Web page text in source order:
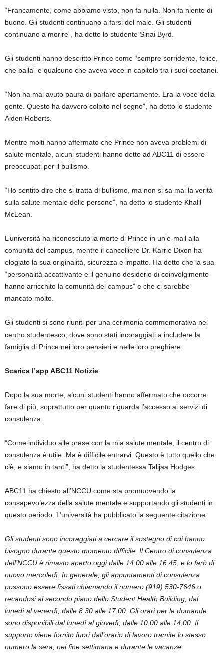
“Francamente, come abbiamo visto, non fa nulla. Non fa niente di
buono. Gli studenti continuano a farsi del male. Gli studenti
continuano a morire”, ha detto lo studente Sinai Byrd.
Gli studenti hanno descritto Prince come “sempre sorridente, felice,
che balla” e qualcuno che aveva voce in capitolo tra i suoi coetanei.
“Non ha mai avuto paura di parlare apertamente. Era la voce della
gente. Questo ha davvero colpito nel segno”, ha detto lo studente
Aiden Roberts.
Mentre molti hanno affermato che Prince non aveva problemi di
salute mentale, alcuni studenti hanno detto ad ABC11 di essere
preoccupati per il bullismo.
“Ho sentito dire che si tratta di bullismo, ma non si sa mai la verità
sulla salute mentale delle persone”, ha detto lo studente Khalil
McLean.
L’università ha riconosciuto la morte di Prince in un’e-mail alla
comunità del campus, mentre il cancelliere Dr. Karrie Dixon ha
elogiato la sua originalità, sicurezza e impatto. Ha detto che la sua
“personalità accattivante e il genuino desiderio di coinvolgimento
hanno arricchito la comunità del campus” e che ci sarebbe
mancato molto.
Gli studenti si sono riuniti per una cerimonia commemorativa nel
centro studentesco, dove sono stati incoraggiati a includere la
famiglia di Prince nei loro pensieri e nelle loro preghiere.
Scarica l’app ABC11 Notizie
Dopo la sua morte, alcuni studenti hanno affermato che occorre
fare di più, soprattutto per quanto riguarda l’accesso ai servizi di
consulenza.
“Come individuo alle prese con la mia salute mentale, il centro di
consulenza è utile. Ma è difficile entrarvi. Questo è tutto quello che
c’è, e siamo in tanti”, ha detto la studentessa Talijaa Hodges.
ABC11 ha chiesto all’NCCU come sta promuovendo la
consapevolezza della salute mentale e supportando gli studenti in
questo periodo. L’università ha pubblicato la seguente citazione:
Gli studenti sono incoraggiati a cercare il sostegno di cui hanno
bisogno durante questo momento difficile. Il Centro di consulenza
dell’NCCU è rimasto aperto oggi dalle 14:00 alle 16:45. e lo farò di
nuovo mercoledì. In generale, gli appuntamenti di consulenza
possono essere fissati chiamando il numero (919) 530-7646 o
recandosi al secondo piano dello Student Health Building, dal
lunedì al venerdì, dalle 8:30 alle 17:00. Gli orari per le domande
sono disponibili dal lunedì al giovedì, dalle 10:00 alle 14:00. Il
supporto viene fornito fuori dall’orario di lavoro tramite lo stesso
numero la sera, nei fine settimana e durante le vacanze